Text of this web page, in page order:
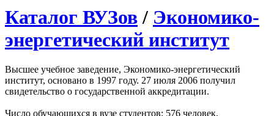
Каталог ВУЗов / Экономико-
энергетический институт
Высшее учебное заведение, Экономико-энергетический
институт, основано в 1997 году. 27 июля 2006 получил
свидетельство о государственной аккредитации.
Число обучающихся в вузе студентов: 576 человек.